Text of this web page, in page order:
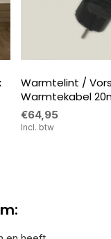
Warmtelint /
Warmtekabel
€64,95
Incl. btw